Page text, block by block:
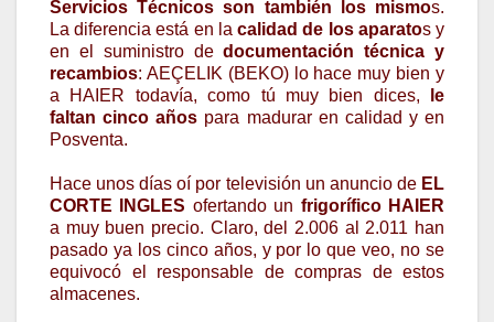
Servicios Técnicos son también los mismos.
La diferencia está en lacalidad de los aparatos y
en el suministro dedocumentación técnica y
recambios: AEÇELIK (BEKO) lo hace muy bien y
a HAIER todavía, como tú muy bien dices,
le
faltan cinco años para madurar en calidad y en
Posventa.
Hace unos días oí por televisión un anuncio deEL
CORTE INGLES ofertando un frigorífico HAIER
a muy buen precio. Claro, del 2.006 al 2.011 han
pasado ya los cinco años, y por lo que veo, no se
equivocó el responsable de compras de estos
almacenes.